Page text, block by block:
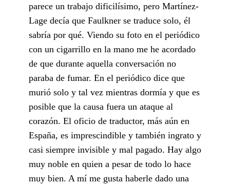
parece un trabajo dificilísimo, pero Martínez-
Lage decía que Faulkner se traduce solo, él
sabría por qué. Viendo su foto en el periódico
con un cigarrillo en la mano me he acordado
de que durante aquella conversación no
paraba de fumar. En el periódico dice que
murió solo y tal vez mientras dormía y que es
posible que la causa fuera un ataque al
corazón. El oficio de traductor, más aún en
España, es imprescindible y también ingrato y
casi siempre invisible y mal pagado. Hay algo
muy noble en quien a pesar de todo lo hace
muy bien. A mí me gusta haberle dado una